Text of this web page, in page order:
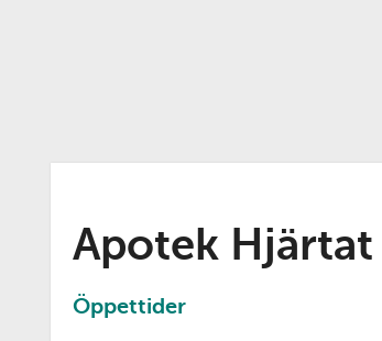
Apotek Hjärtat
Öppettider